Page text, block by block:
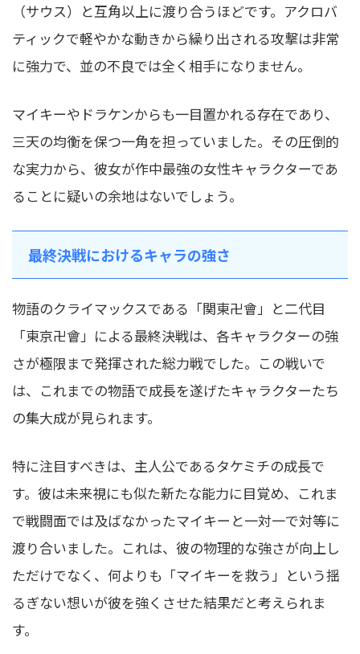
（サウス）と互角以上に渡り合うほどです。アクロバ
ティックで軽やかな動きから繰り出される攻撃は非常
に強力で、並の不良では全く相手になりません。
マイキーやドラケンからも一目置かれる存在であり、
三天の均衡を保つ一角を担っていました。その圧倒的
な実力から、彼女が作中最強の女性キャラクターであ
ることに疑いの余地はないでしょう。
最終決戦におけるキャラの強さ
物語のクライマックスである「関東卍會」と二代目
「東京卍會」による最終決戦は、各キャラクターの強
さが極限まで発揮された総力戦でした。この戦いで
は、これまでの物語で成長を遂げたキャラクターたち
の集大成が見られます。
特に注目すべきは、主人公であるタケミチの成長で
す。彼は未来視にも似た新たな能力に目覚め、これま
で戦闘面では及ばなかったマイキーと一対一で対等に
渡り合いました。これは、彼の物理的な強さが向上し
ただけでなく、何よりも「マイキーを救う」という揺
るぎない想いが彼を強くさせた結果だと考えられま
す。